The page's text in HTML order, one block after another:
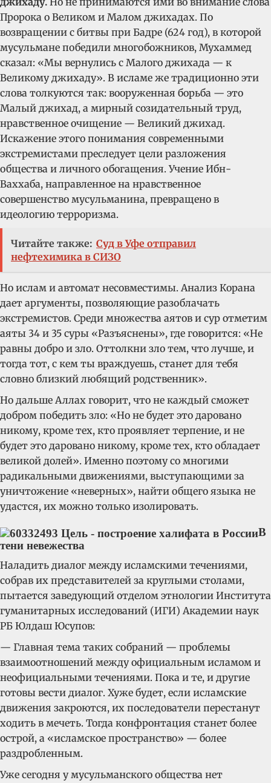
Пророка о Великом и Малом джихадах. По
возвращении с битвы при Бадре (624 год), в которой
мусульмане победили многобожников, Мухаммед
сказал: «Мы вернулись с Малого джихада — к
Великому джихаду». В исламе же традиционно эти
слова толкуются так: вооруженная борьба — это
Малый джихад, а мирный созидательный труд,
нравственное очищение — Великий джихад.
Искажение этого понимания современными
экстремистами преследует цели разложения
общества и личного обогащения. Учение Ибн-
Ваххаба, направленное на нравственное
совершенство мусульманина, превращено в
идеологию терроризма.
Читайте также: Суд в Уфе отправил
нефтехимика в СИЗО
Но ислам и автомат несовместимы. Анализ Корана
дает аргументы, позволяющие разоблачать
экстремистов. Среди множества аятов и сур отметим
аяты 34 и 35 суры «Разъяснены», где говорится: «Не
равны добро и зло. Оттолкни зло тем, что лучше, и
тогда тот, с кем ты враждуешь, станет для тебя
словно близкий любящий родственник».
Но дальше Аллах говорит, что не каждый сможет
добром победить зло: «Но не будет это даровано
никому, кроме тех, кто проявляет терпение, и не
будет это даровано никому, кроме тех, кто обладает
великой долей». Именно поэтому со многими
радикальными движениями, выступающими за
уничтожение «неверных», найти общего языка не
удастся, их можно только изолировать.
В
тени невежества
Наладить диалог между исламскими течениями,
собрав их представителей за круглыми столами,
пытается заведующий отделом этнологии Института
гуманитарных исследований (ИГИ) Академии наук
РБ Юлдаш Юсупов:
— Главная тема таких собраний — проблемы
взаимоотношений между официальным исламом и
неофициальными течениями. Пока и те, и другие
готовы вести диалог. Хуже будет, если исламские
движения закроются, их последователи перестанут
ходить в мечеть. Тогда конфронтация станет более
острой, а «исламское пространство» — более
раздробленным.
Уже сегодня у мусульманского общества нет